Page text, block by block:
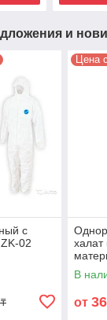
и
с
02
Цена
халат
В
от